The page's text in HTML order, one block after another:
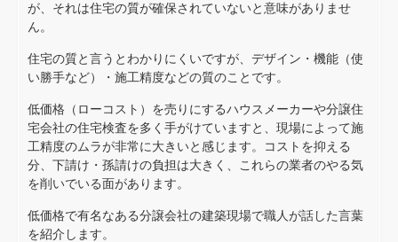
が、それは住宅の質が確保されていないと意味がありませ
ん。
住宅の質と言うとわかりにくいですが、デザイン・機能（使
い勝手など）・施工精度などの質のことです。
低価格（ローコスト）を売りにするハウスメーカーや分譲住
宅会社の住宅検査を多く手がけていますと、現場によって施
工精度のムラが非常に大きいと感じます。コストを抑える
分、下請け・孫請けの負担は大きく、これらの業者のやる気
を削いでいる面があります。
低価格で有名なある分譲会社の建築現場で職人が話した言葉
を紹介します。